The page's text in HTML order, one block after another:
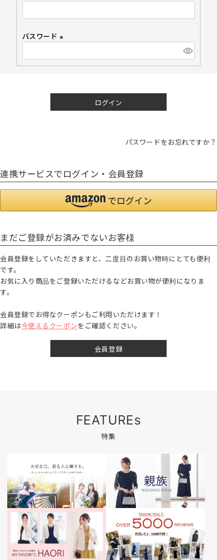
必
)
パスワード
必
ログイン
パスワードをお忘れですか？
連携サービスでログイン・会員登録
まだご登録がお済みでないお客様
会員登録をしていただきますと、二度目のお買い物時にとても便利
です。
お気に入り商品をご登録いただけるなどお買い物が便利になりま
す。
会員登録でお得なクーポンもご利用いただけます！
詳細は今使えるクーポンをご確認ください。
会員登録
FEATUREs
特集